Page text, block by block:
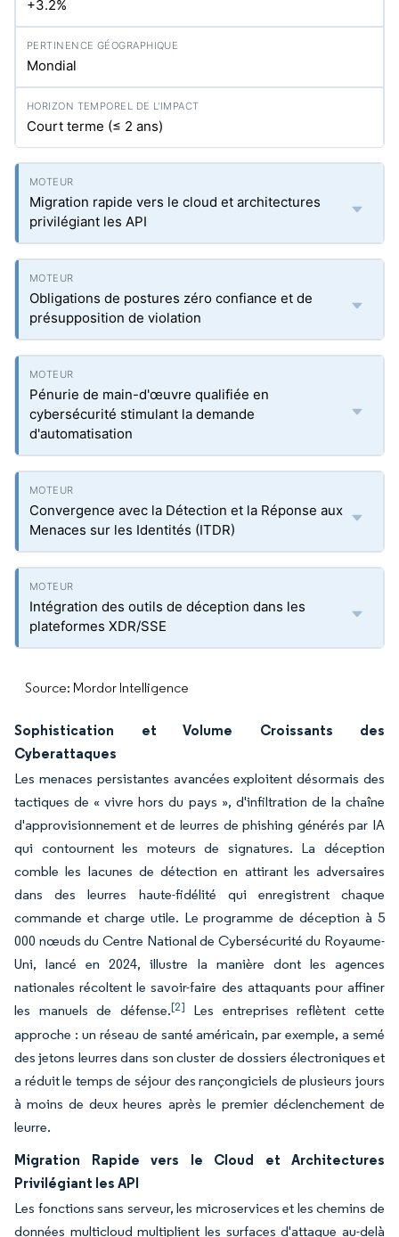
+3.2%
Mondial
Court terme (≤ 2 ans)
Migration rapide vers le cloud et architectures
privilégiant les API
Obligations de postures zéro confiance et de
présupposition de violation
Pénurie de main-d'œuvre qualifiée en
cybersécurité stimulant la demande
d'automatisation
Convergence avec la Détection et la Réponse aux
Menaces sur les Identités (ITDR)
Intégration des outils de déception dans les
plateformes XDR/SSE
Source: Mordor Intelligence
Sophistication et Volume Croissants des
Cyberattaques
Les menaces persistantes avancées exploitent désormais des
tactiques de « vivre hors du pays », d'infiltration de la chaîne
d'approvisionnement et de leurres de phishing générés par IA
qui contournent les moteurs de signatures. La déception
comble les lacunes de détection en attirant les adversaires
dans des leurres haute-fidélité qui enregistrent chaque
commande et charge utile. Le programme de déception à 5
000 nœuds du Centre National de Cybersécurité du Royaume-
Uni, lancé en 2024, illustre la manière dont les agences
nationales récoltent le savoir-faire des attaquants pour affiner
les manuels de défense.[2]
Les entreprises reflètent cette
approche : un réseau de santé américain, par exemple, a semé
des jetons leurres dans son cluster de dossiers électroniques et
a réduit le temps de séjour des rançongiciels de plusieurs jours
à moins de deux heures après le premier déclenchement de
leurre.
Migration Rapide vers le Cloud et Architectures
Privilégiant les API
Les fonctions sans serveur, les microservices et les chemins de
données multicloud multiplient les surfaces d'attaque au-delà